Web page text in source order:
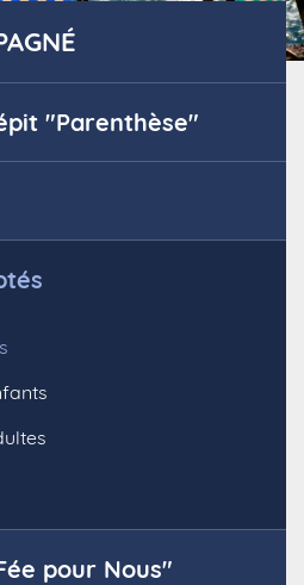
"Parenthèse"
pour Nous"